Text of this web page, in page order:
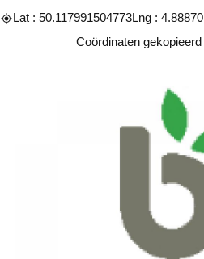
Lat : 50.117991504773Lng :
Coördinaten gekopieerd